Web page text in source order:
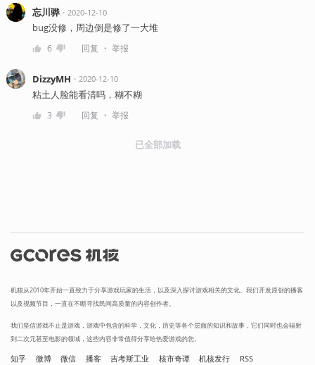
忘川骅・ 2020-12-10
bug没修，周边倒是修了一大堆
6 回复 ・ 举报
DizzyMH ・ 2020-12-10
粘土人脸能看清吗，糊不糊
3 回复 ・ 举报
已全部加载
机核从2010年开始一直致力于分享游戏玩家的生活，以及深入探讨游戏相关的文化。我们开发原创的播客
以及视频节目，一直在不断寻找民间高质量的内容创作者。
我们坚信游戏不止是游戏，游戏中包含的科学，文化，历史等各个层面的知识和故事，它们同时也会辐射
到二次元甚至电影的领域，这些内容非常值得分享给热爱游戏的您。
知乎 微博 微信 播客 吉考斯工业 核市奇谭 机核发行 RSS